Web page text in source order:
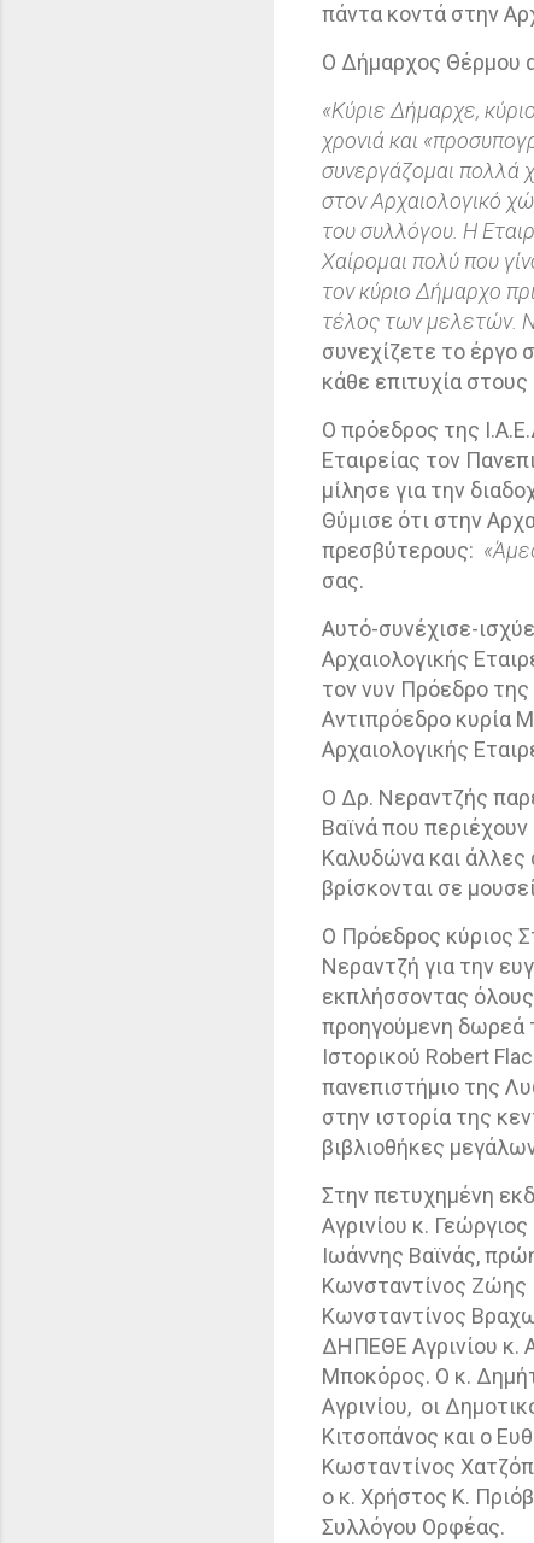
πάντα κοντά στην
Ο Δήμαρχος Θέρμου
«Κύριε Δήμαρχε,
χρονιά και
συνεργάζομαι πολλά
στον Αρχαιολογικό
του συλλόγου. Η
Χαίρομαι πολύ που
τον κύριο Δήμαρχο
τέλος των μελετών.
συνεχίζετε το έργο
κάθε επιτυχία
Ο πρόεδρος της
Εταιρείας τον
μίλησε για την
Θύμισε ότι στην
πρεσβύτερους:
σας.
Αυτό-συνέχισε-
Αρχαιολογικής
τον νυν Πρόεδρο της
Αντιπρόεδρο κυρία
Αρχαιολογικής
Ο Δρ. Νεραντζής
Βαϊνά που
Καλυδώνα και άλλες
βρίσκονται σε
Ο Πρόεδρος κύριος
Νεραντζή για την
εκπλήσσοντας
προηγούμενη δωρεά
Ιστορικού Robert
πανεπιστήμιο της
στην ιστορία της
βιβλιοθήκες
Στην πετυχημένη
Αγρινίου κ.
Ιωάννης Βαϊνάς,
Κωνσταντίνος Ζώης
Κωνσταντίνος
ΔΗΠΕΘΕ Αγρινίου κ.
Μποκόρος. Ο κ.
Αγρινίου, οι
Κιτσοπάνος και ο
Κωσταντίνος
ο κ. Χρήστος Κ.
Συλλόγου Ορφέας.